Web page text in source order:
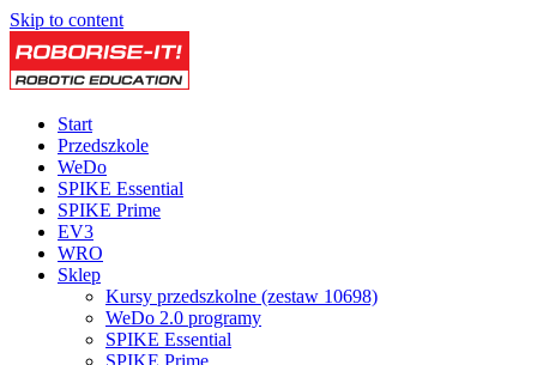
Skip to content
Start
Przedszkole
WeDo
SPIKE Essential
SPIKE Prime
EV3
WRO
Sklep
Kursy przedszkolne (zestaw 10698)
WeDo 2.0 programy
SPIKE Essential
SPIKE Prime